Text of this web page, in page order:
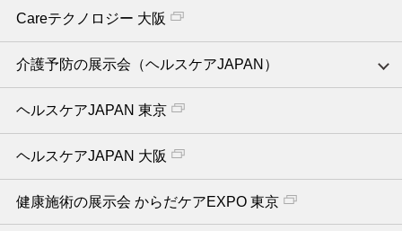
Careテクノロジー 大阪
介護予防の展示会（ヘルスケアJAPAN）
ヘルスケアJAPAN 東京
ヘルスケアJAPAN 大阪
健康施術の展示会 からだケアEXPO 東京